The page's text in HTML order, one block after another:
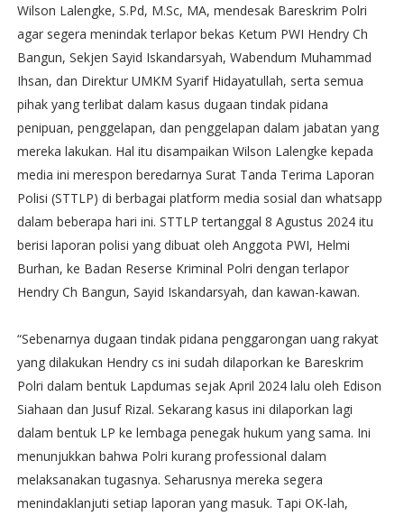
Wilson Lalengke, S.Pd, M.Sc, MA, mendesak Bareskrim Polri
agar segera menindak terlapor bekas Ketum PWI Hendry Ch
Bangun, Sekjen Sayid Iskandarsyah, Wabendum Muhammad
Ihsan, dan Direktur UMKM Syarif Hidayatullah, serta semua
pihak yang terlibat dalam kasus dugaan tindak pidana
penipuan, penggelapan, dan penggelapan dalam jabatan yang
mereka lakukan. Hal itu disampaikan Wilson Lalengke kepada
media ini merespon beredarnya Surat Tanda Terima Laporan
Polisi (STTLP) di berbagai platform media sosial dan whatsapp
dalam beberapa hari ini. STTLP tertanggal 8 Agustus 2024 itu
berisi laporan polisi yang dibuat oleh Anggota PWI, Helmi
Burhan, ke Badan Reserse Kriminal Polri dengan terlapor
Hendry Ch Bangun, Sayid Iskandarsyah, dan kawan-kawan.
“Sebenarnya dugaan tindak pidana penggarongan uang rakyat
yang dilakukan Hendry cs ini sudah dilaporkan ke Bareskrim
Polri dalam bentuk Lapdumas sejak April 2024 lalu oleh Edison
Siahaan dan Jusuf Rizal. Sekarang kasus ini dilaporkan lagi
dalam bentuk LP ke lembaga penegak hukum yang sama. Ini
menunjukkan bahwa Polri kurang professional dalam
melaksanakan tugasnya. Seharusnya mereka segera
menindaklanjuti setiap laporan yang masuk. Tapi OK-lah,